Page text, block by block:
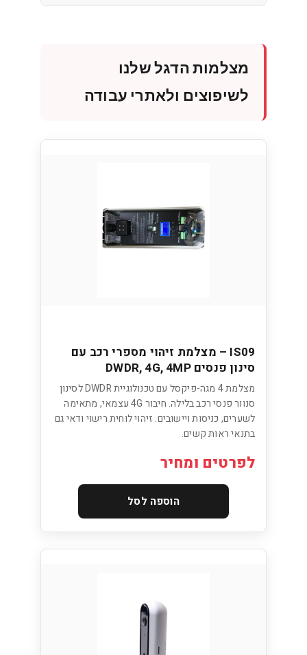
מצלמות הדגל שלנו
לשיפוצים ולאתרי עבודה
IS09 – מצלמת זיהוי מספרי רכב עם
סינון פנסים DWDR, 4G, 4MP
מצלמת 4 מגה-פיקסל עם טכנולוגיית DWDR לסינון
סנוור פנסי רכב בלילה. חיבור 4G עצמאי, מתאימה
לשערים, כניסות ויישובים. זיהוי לוחית רישוי ודאי גם
בתנאי ראות קשים.
לפרטים ומחיר
הוספה לסל